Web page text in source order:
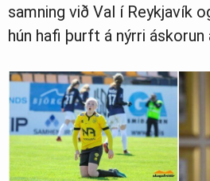
samning við Val í Reykjavík
hún hafi þurft á nýrri áskorun